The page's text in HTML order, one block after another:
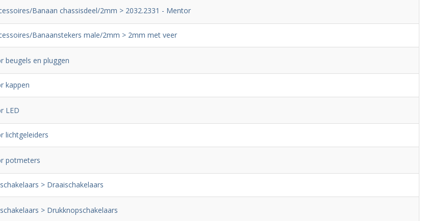
Banaan chassisdeel/2mm > 2032.2331 - Mentor
Banaanstekers male/2mm > 2mm met veer
beugels en pluggen
kappen
LED
lichtgeleiders
potmeters
> Draaischakelaars
> Drukknopschakelaars